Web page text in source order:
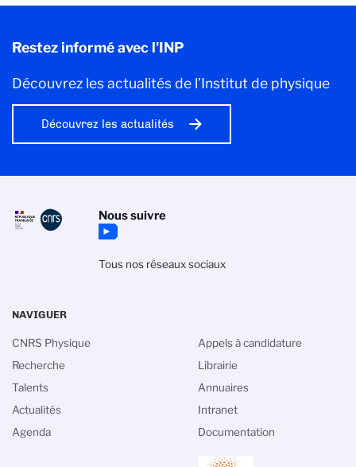
Restez informé avec l'INP
Découvrez les actualités de l’Institut de physique
Découvrez les actualités
Nous suivre
Tous nos réseaux sociaux
NAVIGUER
CNRS Physique
Recherche
Talents
Actualités
Agenda
Appels à candidature
Librairie
Annuaires
Intranet
Documentation